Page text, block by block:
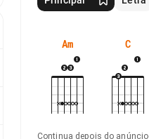
Am C
Continua depois do anúncio